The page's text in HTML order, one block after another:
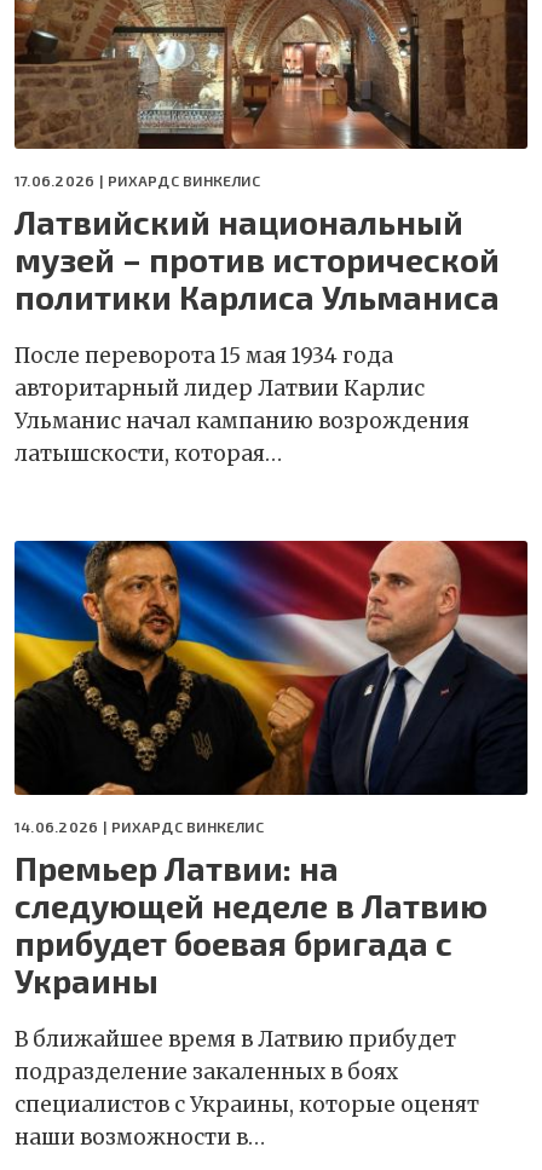
17.06.2026 | РИХАРДС ВИНКЕЛИС
Латвийский национальный
музей – против исторической
политики Карлиса Ульманиса
После переворота 15 мая 1934 года
авторитарный лидер Латвии Карлис
Ульманис начал кампанию возрождения
латышскости, которая…
14.06.2026 | РИХАРДС ВИНКЕЛИС
Премьер Латвии: на
следующей неделе в Латвию
прибудет боевая бригада с
Украины
В ближайшее время в Латвию прибудет
подразделение закаленных в боях
специалистов с Украины, которые оценят
наши возможности в…